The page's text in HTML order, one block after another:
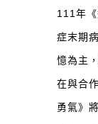
111年
症末期
憶為主
在與合
勇氣》